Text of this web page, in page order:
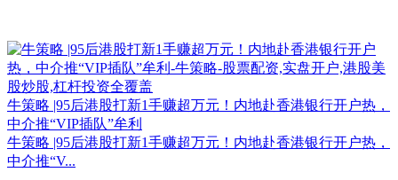
牛策略 |95后港股打新1手赚超万元！内地赴香港银行开户热，
中介推“VIP插队”牟利
牛策略 |95后港股打新1手赚超万元！内地赴香港银行开户热，
中介推“V...